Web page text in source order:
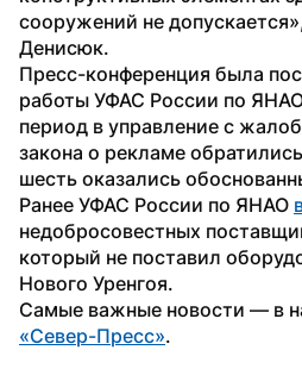
сооружений не
Денисюк.
Пресс-конференция была
работы УФАС России по ЯНАО
период в управление с
закона о рекламе
шесть оказались
Ранее УФАС России по ЯНАО
недобросовестных
который не поставил
Нового Уренгоя.
«Север-Пресс».